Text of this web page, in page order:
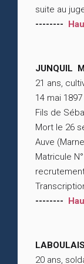
suite au
--------
JUNQUIL
21 ans,
14 mai
Fils de
Mort le 26
Auve
Matricule
--------
20 ans,